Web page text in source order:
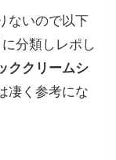
ないので以下
分類しレポし
ククリームシ
凄く参考にな